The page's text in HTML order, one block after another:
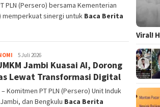
PLN (Persero) bersama Kementerian
memperkuat sinergi untuk Baca Berita
Redaktur
Pelaksana
5 Juli 2026
Jambi Kuasai AI, Dorong
Lewat Transformasi Digital
Komitmen PT PLN (Persero) Unit Induk
dan Bengkulu Baca Berita
Viral!